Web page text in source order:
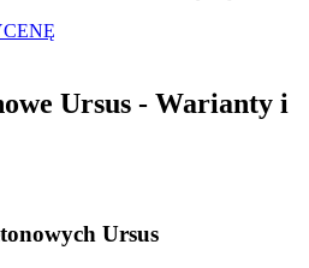
Ursus - Warianty i
Ursus